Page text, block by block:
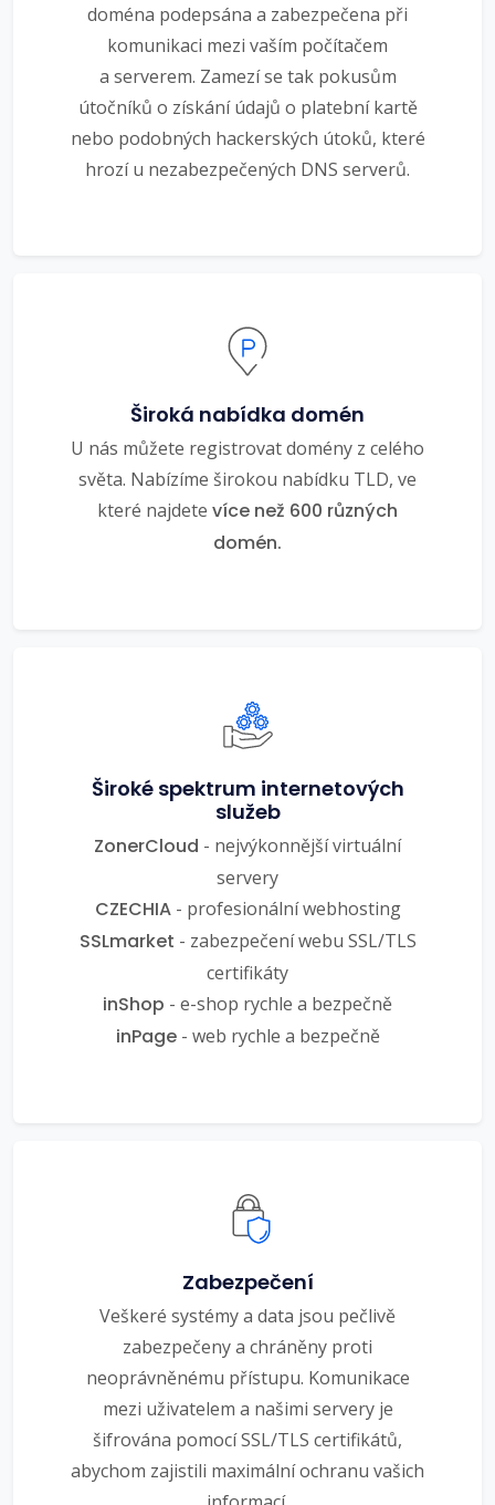
doména podepsána a zabezpečena při
komunikaci mezi vaším počítačem
a serverem. Zamezí se tak pokusům
útočníků o získání údajů o platební kartě
nebo podobných hackerských útoků, které
hrozí u nezabezpečených DNS serverů.
Široká nabídka domén
U nás můžete registrovat domény z celého
světa. Nabízíme širokou nabídku TLD, ve
které najdete více než 600 různých
domén.
Široké spektrum internetových
služeb
ZonerCloud - nejvýkonnější virtuální
servery
CZECHIA- profesionální webhosting
SSLmarket - zabezpečení webu SSL/TLS
certifikáty
inShop - e-shop rychle a bezpečně
inPage- web rychle a bezpečně
Zabezpečení
Veškeré systémy a data jsou pečlivě
zabezpečeny a chráněny proti
neoprávněnému přístupu. Komunikace
mezi uživatelem a našimi servery je
šifrována pomocí SSL/TLS certifikátů,
abychom zajistili maximální ochranu vašich